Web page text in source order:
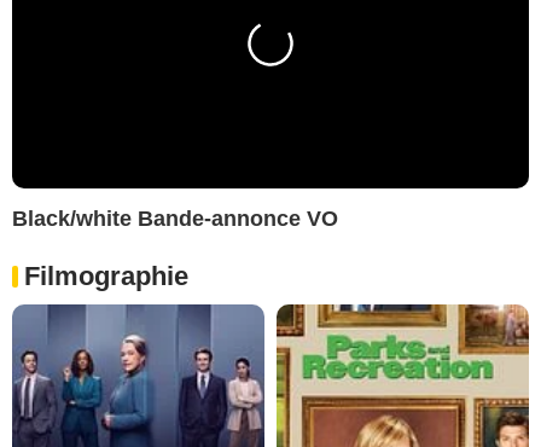
Black/white Bande-annonce VO
Filmographie